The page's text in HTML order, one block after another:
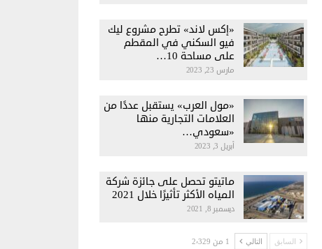
«إكس لاند» تطرح مشروع ليك
فيو السكني في المقطم
على مساحة 10…
مارس 23, 2023
«مول العرب» يستقبل عددًا من
العلامات التجارية منها
«سعودي…
أبريل 3, 2023
ماتيتو تحصل على جائزة شركة
المياه الأكثر تأثيرًا خلال 2021
ديسمبر 8, 2021
السابق التالي 1 من 2٬329